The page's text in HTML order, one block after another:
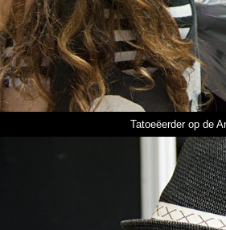
Tatoeëerder op de